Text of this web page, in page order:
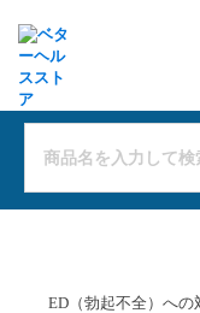
ED（勃起不全）への